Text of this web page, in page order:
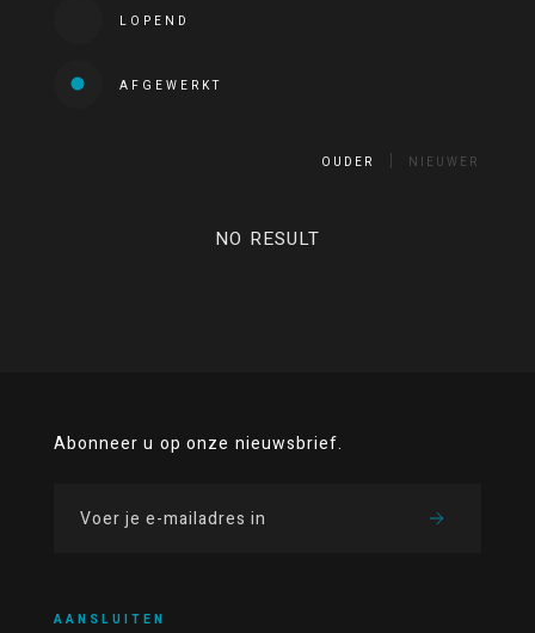
LOPEND
AFGEWERKT
OUDER NIEUWER
NO RESULT
Abonneer u op onze nieuwsbrief.
AANSLUITEN